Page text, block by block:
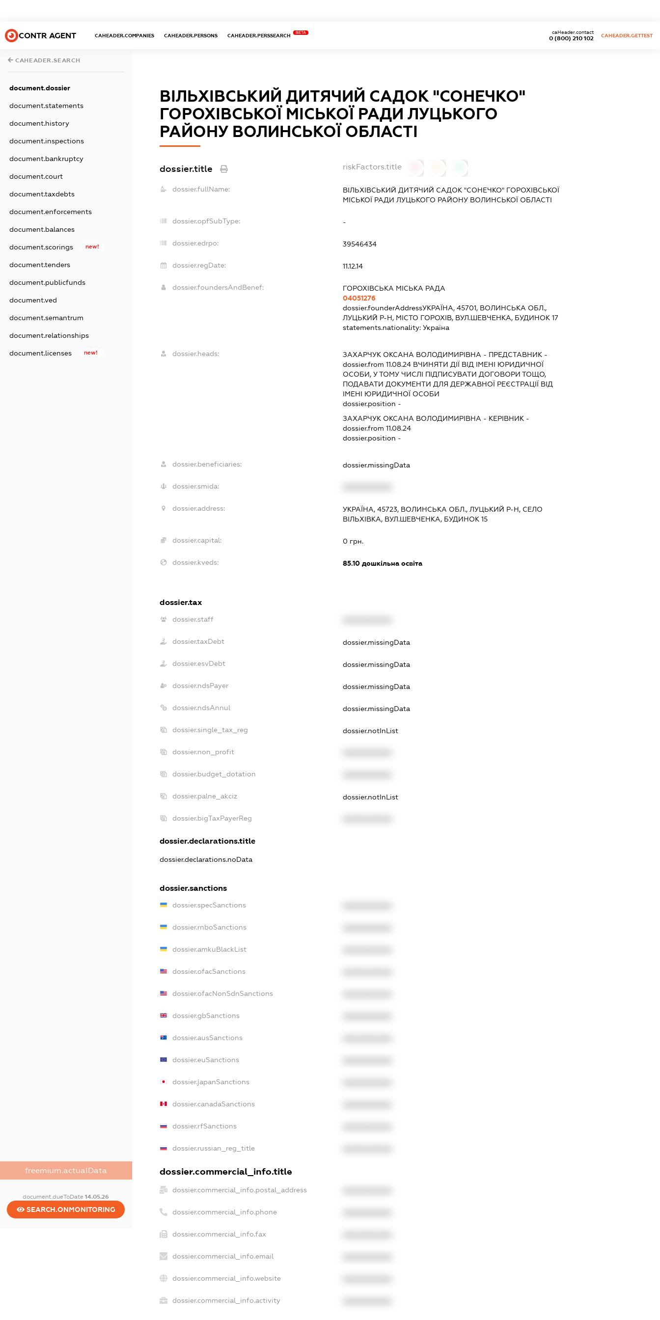
CONTR AGENT CAHEADER.COMPANIES CAHEADER.PERSONS CAHEADER.PERSSEARCH
BETA
0 (800) 210 102
caHeader.contact
CAHEADER.GETTEST
CAHEADER.SEARCH
document.dossier
document.statements
document.history
document.inspections
document.bankruptcy
document.court
document.taxdebts
document.enforcements
document.balances
document.scorings new!
document.tenders
document.publicfunds
document.ved
document.semantrum
document.relationships
document.licenses new!
freemium.actualData
document.dueToDate14.05.26
SEARCH.ONMONITORING
ВІЛЬХІВСЬКИЙ ДИТЯЧИЙ САДОК "СОНЕЧКО"
ГОРОХІВСЬКОЇ МІСЬКОЇ РАДИ ЛУЦЬКОГО
РАЙОНУ ВОЛИНСЬКОЇ ОБЛАСТІ
dossier.title riskFactors.title
dossier.fullName:
ВІЛЬХІВСЬКИЙ ДИТЯЧИЙ САДОК "СОНЕЧКО" ГОРОХІВСЬКОЇ
МІСЬКОЇ РАДИ ЛУЦЬКОГО РАЙОНУ ВОЛИНСЬКОЇ ОБЛАСТІ
dossier.opfSubType: -
dossier.edrpo: 39546434
dossier.regDate: 11.12.14
dossier.foundersAndBenef:
ГОРОХІВСЬКА МІСЬКА РАДА
04051276
dossier.founderAddressУКРАЇНА, 45701, ВОЛИНСЬКА ОБЛ.,
ЛУЦЬКИЙ Р-Н, МІСТО ГОРОХІВ, ВУЛ.ШЕВЧЕНКА, БУДИНОК 17
statements.nationality: Україна
dossier.heads: ЗАХАРЧУК ОКСАНА ВОЛОДИМИРІВНА - ПРЕДСТАВНИК-
dossier.from 11.08.24ВЧИНЯТИ ДІЇ ВІД ІМЕНІ ЮРИДИЧНОЇ
ОСОБИ, У ТОМУ ЧИСЛІ ПІДПИСУВАТИ ДОГОВОРИ ТОЩО,
ПОДАВАТИ ДОКУМЕНТИ ДЛЯ ДЕРЖАВНОЇ РЕЄСТРАЦІЇ ВІД
ІМЕНІ ЮРИДИЧНОЇ ОСОБИ
dossier.position -
ЗАХАРЧУК ОКСАНА ВОЛОДИМИРІВНА - КЕРІВНИК-
dossier.from 11.08.24
dossier.position -
dossier.beneficiaries: dossier.missingData
dossier.smida:
dossier.address:
УКРАЇНА, 45723, ВОЛИНСЬКА ОБЛ., ЛУЦЬКИЙ Р-Н, СЕЛО
ВІЛЬХІВКА, ВУЛ.ШЕВЧЕНКА, БУДИНОК 15
dossier.capital: 0 грн.
dossier.kveds: 85.10дошкільна освіта
dossier.tax
dossier.staff
dossier.taxDebt dossier.missingData
dossier.esvDebt dossier.missingData
dossier.ndsPayer dossier.missingData
dossier.ndsAnnul dossier.missingData
dossier.single_tax_reg dossier.notInList
dossier.non_profit
dossier.budget_dotation
dossier.palne_akciz dossier.notInList
dossier.bigTaxPayerReg
dossier.declarations.title
dossier.declarations.noData
dossier.sanctions
dossier.specSanctions
dossier.rnboSanctions
dossier.amkuBlackList
dossier.ofacSanctions
dossier.ofacNonSdnSanctions
dossier.gbSanctions
dossier.ausSanctions
dossier.euSanctions
dossier.japanSanctions
dossier.canadaSanctions
dossier.rfSanctions
dossier.russian_reg_title
dossier.commercial_info.title
dossier.commercial_info.postal_address
dossier.commercial_info.phone
dossier.commercial_info.fax
dossier.commercial_info.email
dossier.commercial_info.website
dossier.commercial_info.activity